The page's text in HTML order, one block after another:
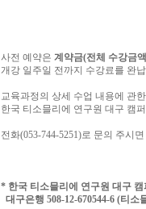
사전 예약은 계약금(전체 수강금
개강 일주일 전까지 수강료를 완
교육과정의 상세 수업 내용에 관한
한국 티소믈리에 연구원 대구 캠
전화(053-744-5251)로 문의 주시면
* 한국 티소믈리에 연구원 대구
대구은행 508-12-670544-6 (티소